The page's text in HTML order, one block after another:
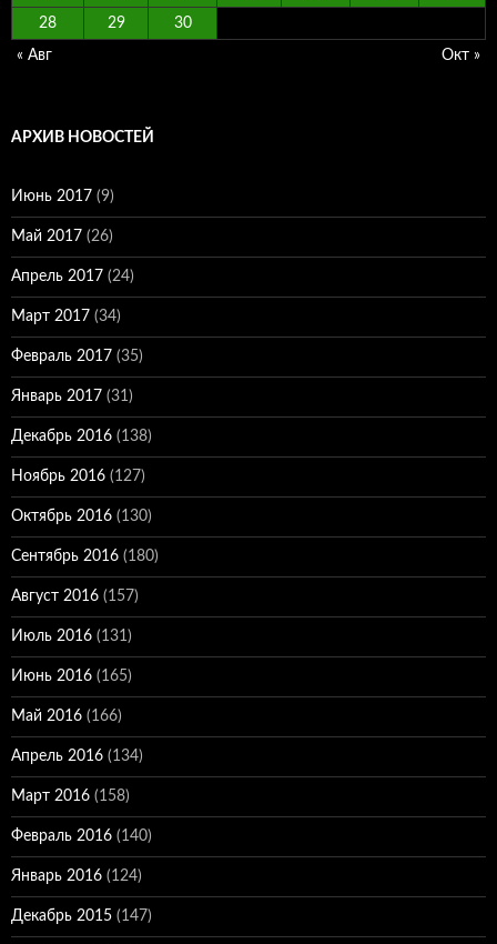
28 29 30
« Авг Окт »
АРХИВ НОВОСТЕЙ
Июнь 2017 (9)
Май 2017 (26)
Апрель 2017 (24)
Март 2017 (34)
Февраль 2017 (35)
Январь 2017 (31)
Декабрь 2016 (138)
Ноябрь 2016 (127)
Октябрь 2016 (130)
Сентябрь 2016 (180)
Август 2016 (157)
Июль 2016 (131)
Июнь 2016 (165)
Май 2016 (166)
Апрель 2016 (134)
Март 2016 (158)
Февраль 2016 (140)
Январь 2016 (124)
Декабрь 2015 (147)